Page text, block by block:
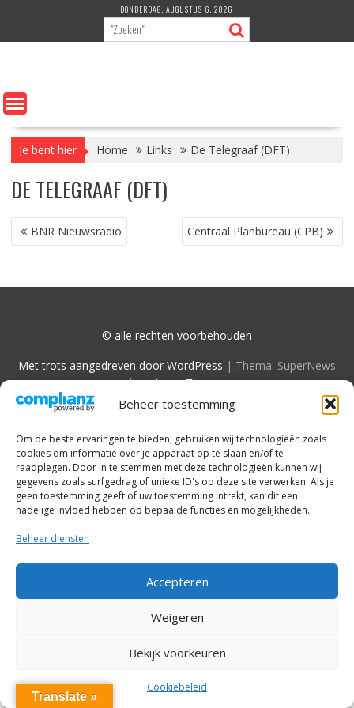
Beheer toestemming
Om de beste ervaringen te bieden, gebruiken wij technologieën zoals
cookies om informatie over je apparaat op te slaan en/of te
raadplegen. Door in te stemmen met deze technologieën kunnen wij
gegevens zoals surfgedrag of unieke ID's op deze site verwerken. Als je
geen toestemming geeft of uw toestemming intrekt, kan dit een
nadelige invloed hebben op bepaalde functies en mogelijkheden.
Beheer diensten
Accepteren
Weigeren
Bekijk voorkeuren
Cookiebeleid
de
DONDERDAG, AUGUSTUS 6, 2026
Je bent hier Home Links De Telegraaf (DFT)
DE TELEGRAAF (DFT)
BERICHT
NAVIGATIE
BNR Nieuwsradio Centraal Planbureau (CPB)
© alle rechten voorbehouden
Met trots aangedreven door WordPress | Thema: SuperNews
doorAcme Themes
Translate »